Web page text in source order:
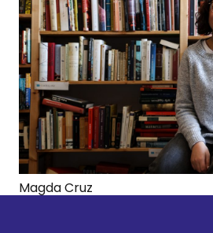
Magda Cruz